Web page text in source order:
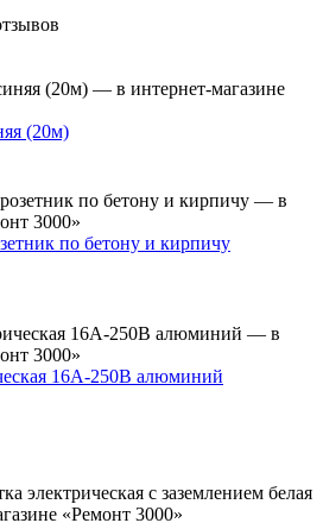
(20м)
по бетону и кирпичу
16A-250В алюминий